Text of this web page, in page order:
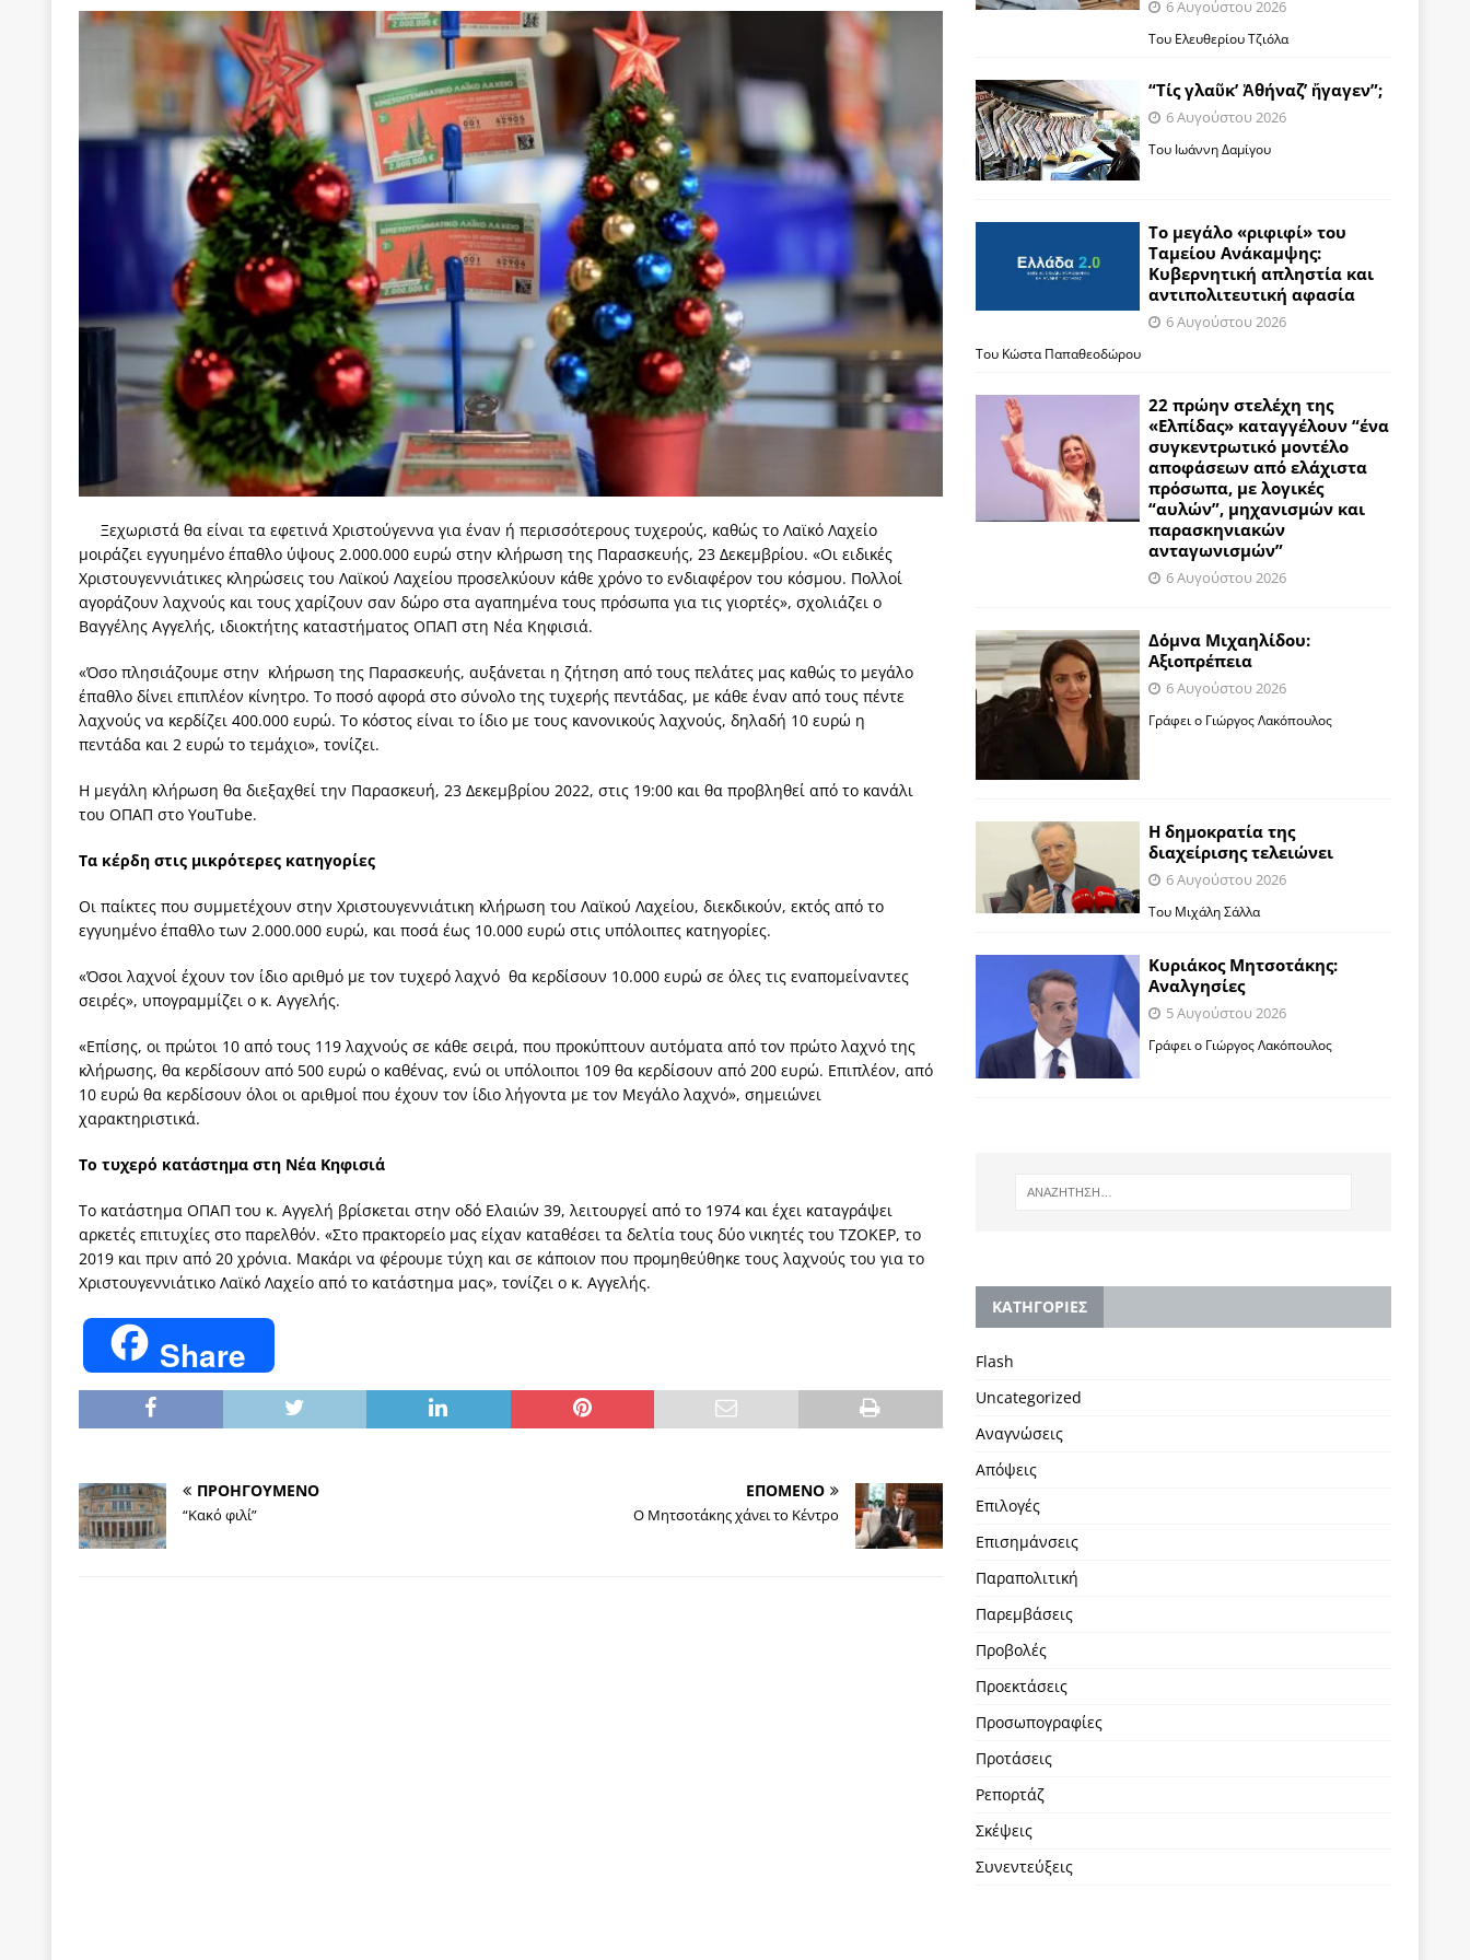
[ 22 Μαΐου 2020 ] Μακάριος Λαζαρίδης: Έργο!
ΠΡΟΣΩΠΟΓΡΑΦΙΕΣ
[ 6 Αυγούστου 2026 ] Κ. Μητσοτάκης, Α. Τσίπρας, Μ. Καρυστιανού, Α. Σαμαράς: παλαιοί παίκτες και νέοι σε νέους ρόλους
-και οι εκλογές της Άνοιξης
ΑΠΟΨΕΙΣ
[ 6 Αυγούστου 2026 ] “Τίς γλαῦκ’ Ἀθήναζ’ ἤγαγεν”;
ΑΠΟΨΕΙΣ
[ 6 Αυγούστου 2026 ] Το μεγάλο «ριφιφί» του Ταμείου Ανάκαμψης: Κυβερνητική απληστία και αντιπολιτευτική αφασία
ΑΠΟΨΕΙΣ
[ 6 Αυγούστου 2026 ] 22 πρώην στελέχη της «Ελπίδας» καταγγέλουν “ένα συγκεντρωτικό μοντέλο αποφάσεων από
ελάχιστα πρόσωπα, με λογικές “αυλών”, μηχανισμών και παρασκηνιακών ανταγωνισμών”
ΣΚΕΨΕΙΣ
[ 6 Αυγούστου 2026 ] Δόμνα Μιχαηλίδου: Αξιοπρέπεια
ΠΡΟΒΟΛΕΣ
[ 6 Αυγούστου 2026 ]
Η δημοκρατία της διαχείρισης τελειώνει
ΠΑΡΕΜΒΑΣΕΙΣ
[ 5 Αυγούστου 2026 ]
Κυριάκος Μητσοτάκης: Αναλγησίες
ΠΡΟΒΟΛΕΣ
[ 4 Αυγούστου 2026 ] Θα ανήκεις όπου ανήκει το νερό
ΑΝΑΓΝΩΣΕΙΣ
[ 4 Αυγούστου 2026 ] Η γενεαλογία του φασισμού: από τον Αντιδιαφωτισμό στον ψηφιακό Κοινωνικό Δαρβινισμό
[ 4 Αυγούστου 2026 ] Εφημερίδα «Εστία»: Όταν η δημοσιογραφία βάζει τα χέρια της και βγάζει τα μάτια της
ΑΠΟΨΕΙΣ
[ 4 Αυγούστου 2026 ]
Η συμφωνία πυρηνικής συνεργασίας ΗΠΑ-Σαουδικής Αραβίας
ΑΠΟΨΕΙΣ
[ 4 Αυγούστου 2026 ] Τα γεγονότα της Τηλλυρίας και το Σχέδιο Άτσεσον
[ 4 Αυγούστου 2026 ] Κώστας Τσουκαλάς: Αντιπολίτευση
ΠΡΟΒΟΛΕΣ
[ 4 Αυγούστου 2026 ]
Ο Ιωάννης Μεταξάς και η 4η Αυγούστου: Πώς ένας αποτυχημένος κοινοβουλευτικός έγινε
Ξεχωριστά θα είναι τα εφετινά Χριστούγεννα για έναν ή περισσότερους τυχερούς, καθώς το Λαϊκό Λαχείο
μοιράζει εγγυημένο έπαθλο ύψους 2.000.000 ευρώ στην κλήρωση της Παρασκευής, 23 Δεκεμβρίου. «Οι ειδικές
Χριστουγεννιάτικες κληρώσεις του Λαϊκού Λαχείου προσελκύουν κάθε χρόνο το ενδιαφέρον του κόσμου. Πολλοί
αγοράζουν λαχνούς και τους χαρίζουν σαν δώρο στα αγαπημένα τους πρόσωπα για τις γιορτές», σχολιάζει ο
Βαγγέλης Αγγελής, ιδιοκτήτης καταστήματος ΟΠΑΠ στη Νέα Κηφισιά.
«Όσο πλησιάζουμε στην κλήρωση της Παρασκευής, αυξάνεται η ζήτηση από τους πελάτες μας καθώς το μεγάλο
έπαθλο δίνει επιπλέον κίνητρο. Το ποσό αφορά στο σύνολο της τυχερής πεντάδας, με κάθε έναν από τους πέντε
λαχνούς να κερδίζει 400.000 ευρώ. Το κόστος είναι το ίδιο με τους κανονικούς λαχνούς, δηλαδή 10 ευρώ η
πεντάδα και 2 ευρώ το τεμάχιο», τονίζει.
Η μεγάλη κλήρωση θα διεξαχθεί την Παρασκευή, 23 Δεκεμβρίου 2022, στις 19:00 και θα προβληθεί από το κανάλι
του ΟΠΑΠ στο YouTube.
Τα κέρδη στις μικρότερες κατηγορίες
Οι παίκτες που συμμετέχουν στην Χριστουγεννιάτικη κλήρωση του Λαϊκού Λαχείου, διεκδικούν, εκτός από το
εγγυημένο έπαθλο των 2.000.000 ευρώ, και ποσά έως 10.000 ευρώ στις υπόλοιπες κατηγορίες.
«Όσοι λαχνοί έχουν τον ίδιο αριθμό με τον τυχερό λαχνό θα κερδίσουν 10.000 ευρώ σε όλες τις εναπομείναντες
σειρές», υπογραμμίζει ο κ. Αγγελής.
«Επίσης, οι πρώτοι 10 από τους 119 λαχνούς σε κάθε σειρά, που προκύπτουν αυτόματα από τον πρώτο λαχνό της
κλήρωσης, θα κερδίσουν από 500 ευρώ ο καθένας, ενώ οι υπόλοιποι 109 θα κερδίσουν από 200 ευρώ. Επιπλέον, από
10 ευρώ θα κερδίσουν όλοι οι αριθμοί που έχουν τον ίδιο λήγοντα με τον Μεγάλο λαχνό», σημειώνει
χαρακτηριστικά.
Το τυχερό κατάστημα στη Νέα Κηφισιά
Το κατάστημα ΟΠΑΠ του κ. Αγγελή βρίσκεται στην οδό Ελαιών 39, λειτουργεί από το 1974 και έχει καταγράψει
αρκετές επιτυχίες στο παρελθόν. «Στο πρακτορείο μας είχαν καταθέσει τα δελτία τους δύο νικητές του ΤΖΟΚΕΡ, το
2019 και πριν από 20 χρόνια. Μακάρι να φέρουμε τύχη και σε κάποιον που προμηθεύθηκε τους λαχνούς του για το
Χριστουγεννιάτικο Λαϊκό Λαχείο από το κατάστημα μας», τονίζει ο κ. Αγγελής.
Share
ΠΡΟΗΓΟΥΜΕΝΟ
“Κακό φιλί”
ΕΠΟΜΕΝΟ
Ο Μητσοτάκης χάνει το Κέντρο
6 Αυγούστου 2026
Του Ελευθερίου Τζιόλα
“Τίς γλαῦκ’ Ἀθήναζ’ ἤγαγεν”;
6 Αυγούστου 2026
Του Ιωάννη Δαμίγου
Το μεγάλο «ριφιφί» του
Ταμείου Ανάκαμψης:
Κυβερνητική απληστία και
αντιπολιτευτική αφασία
6 Αυγούστου 2026
Του Κώστα Παπαθεοδώρου
22 πρώην στελέχη της
«Ελπίδας» καταγγέλουν “ένα
συγκεντρωτικό μοντέλο
αποφάσεων από ελάχιστα
πρόσωπα, με λογικές
“αυλών”, μηχανισμών και
παρασκηνιακών
ανταγωνισμών”
6 Αυγούστου 2026
Δόμνα Μιχαηλίδου:
Αξιοπρέπεια
6 Αυγούστου 2026
Γράφει ο Γιώργος Λακόπουλος
Η δημοκρατία της
διαχείρισης τελειώνει
6 Αυγούστου 2026
Του Μιχάλη Σάλλα
Κυριάκος Μητσοτάκης:
Αναλγησίες
5 Αυγούστου 2026
Γράφει ο Γιώργος Λακόπουλος
KΑΤΗΓΟΡΙΕΣ
Flash
Uncategorized
Αναγνώσεις
Απόψεις
Επιλογές
Επισημάνσεις
Παραπολιτική
Παρεμβάσεις
Προβολές
Προεκτάσεις
Προσωπογραφίες
Προτάσεις
Ρεπορτάζ
Σκέψεις
Συνεντεύξεις